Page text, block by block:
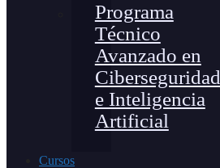
Programa
Técnico
Avanzado en
Ciberseguridad
e Inteligencia
Artificial
Cursos